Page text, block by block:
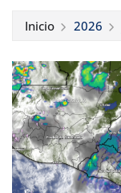
Inicio 2026